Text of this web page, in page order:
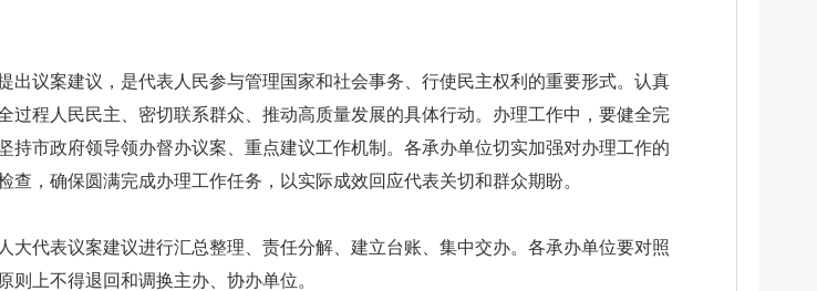
出议案建议，是代表人民参与管理国家和社会事务、行使民主权利的重要形式。认真
程人民民主、密切联系群众、推动高质量发展的具体行动。办理工作中，要健全完
市政府领导领办督办议案、重点建议工作机制。各承办单位切实加强对办理工作的
，确保圆满完成办理工作任务，以实际成效回应代表关切和群众期盼。
大代表议案建议进行汇总整理、责任分解、建立台账、集中交办。各承办单位要对照
则上不得退回和调换主办、协办单位。